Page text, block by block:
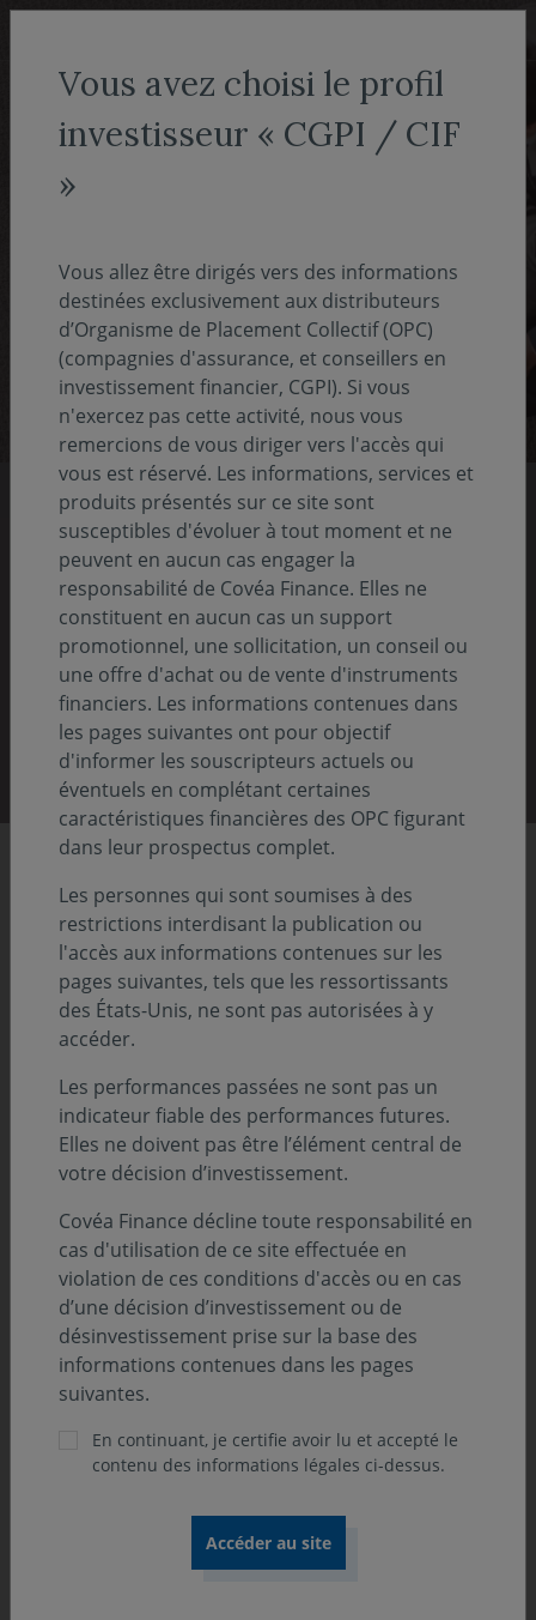
Aller au menu
Aller au contenu
Conseillers en gestion de
patrimoine
Covéa Finance est la société de gestion de
Covéa, groupe réunissant les marques MAAF,
MMA et GMF.
Nos rapports 2025
Pour comprendre notre vision, notre stratégie
et nos actions
Découvrir nos rapports
Previous 86,8
Au 31.12.2025
Vous avez choisi le profil
investisseur « CGPI / CIF
»
Vous allez être dirigés vers des informations
destinées exclusivement aux distributeurs
d’Organisme de Placement Collectif (OPC)
(compagnies d'assurance, et conseillers en
investissement financier, CGPI). Si vous
n'exercez pas cette activité, nous vous
remercions de vous diriger vers l'accès qui
vous est réservé. Les informations, services et
produits présentés sur ce site sont
susceptibles d'évoluer à tout moment et ne
peuvent en aucun cas engager la
responsabilité de Covéa Finance. Elles ne
constituent en aucun cas un support
promotionnel, une sollicitation, un conseil ou
une offre d'achat ou de vente d'instruments
financiers. Les informations contenues dans
les pages suivantes ont pour objectif
d'informer les souscripteurs actuels ou
éventuels en complétant certaines
caractéristiques financières des OPC figurant
dans leur prospectus complet.
Les personnes qui sont soumises à des
restrictions interdisant la publication ou
l'accès aux informations contenues sur les
pages suivantes, tels que les ressortissants
des États-Unis, ne sont pas autorisées à y
accéder.
Les performances passées ne sont pas un
indicateur fiable des performances futures.
Elles ne doivent pas être l’élément central de
votre décision d’investissement.
Covéa Finance décline toute responsabilité en
cas d'utilisation de ce site effectuée en
violation de ces conditions d'accès ou en cas
d’une décision d’investissement ou de
désinvestissement prise sur la base des
informations contenues dans les pages
suivantes.
En continuant, je certifie avoir lu et accepté le
contenu des informations légales ci-dessus.